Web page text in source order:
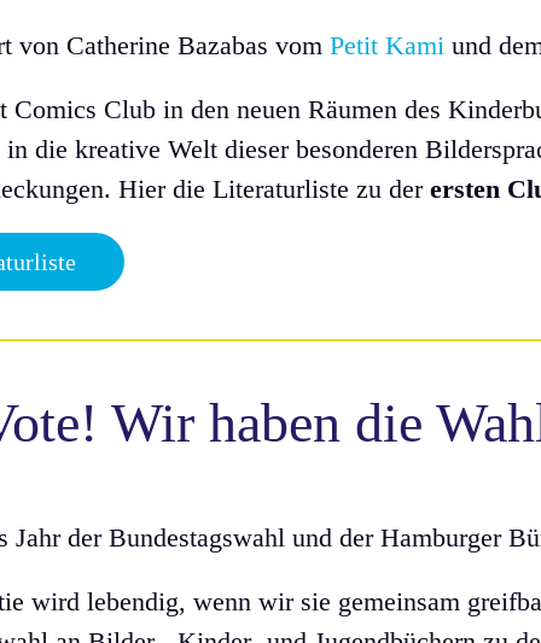
von Catherine Bazabas vom Petit Kamiund
Comics Club in den neuen Räumen des
die kreative Welt dieser besonderen
Hier die Literaturliste zu der ersten
Wir haben die
Jahr der Bundestagswahl und der Hamburger
wird lebendig, wenn wir sie gemeinsam